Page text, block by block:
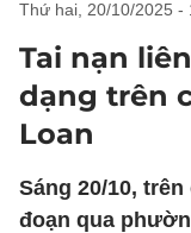
thứ hai, 20/10/2025 -
Tai nạn
dạng trên
Loan
Sáng 20/10,
đoạn qua